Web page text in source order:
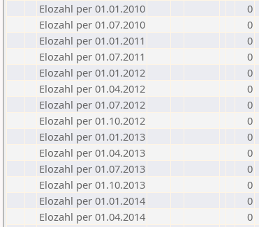
Elozahl per 01.01.2010
0
Elozahl per 01.07.2010
0
Elozahl per 01.01.2011
0
Elozahl per 01.07.2011
0
Elozahl per 01.01.2012
0
Elozahl per 01.04.2012
0
Elozahl per 01.07.2012
0
Elozahl per 01.10.2012
0
Elozahl per 01.01.2013
0
Elozahl per 01.04.2013
0
Elozahl per 01.07.2013
0
Elozahl per 01.10.2013
0
Elozahl per 01.01.2014
0
Elozahl per 01.04.2014
0